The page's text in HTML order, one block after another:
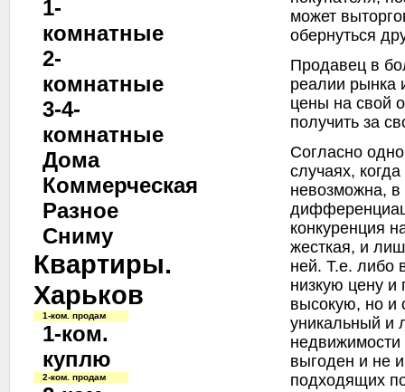
1-
комнатные
2-
комнатные
3-4-
комнатные
Дома
Коммерческая
Разное
Сниму
Квартиры.
Харьков
1-ком. продам
1-ком.
куплю
2-ком. продам
может
обернуться
Продавец в
реалии рынка
цены на свой
получить за
Согласно
случаях,
невозможна, в
конкуренция
жесткая, и
ней. Т.е. либо
низкую цену и
высокую, но и
уникальный и
выгоден и не
подходящих